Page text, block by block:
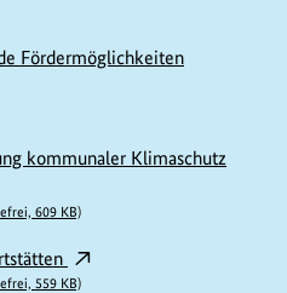
Fördermöglichkeiten
kommunaler Klimaschutz
609 KB)
559 KB)